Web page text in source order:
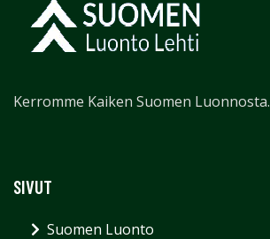
Kerromme Kaiken Suomen Luonnosta.
SIVUT
Suomen Luonto